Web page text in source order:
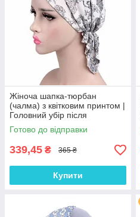
Жіноча шапка-тюрбан
(чалма) з квітковим принтом |
Головний убір після
хіміотерапії, при алопеції |
Літня хустка на голову
Готово до відправки
339,45 ₴ 365 ₴
Купити